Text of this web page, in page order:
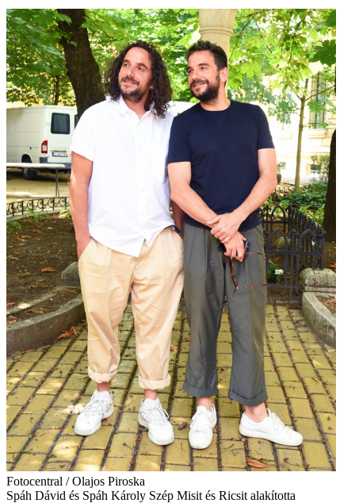
Fotocentral / Olajos Piroska
Spáh Dávid és Spáh Károly Szép Misit és Ricsit alakította